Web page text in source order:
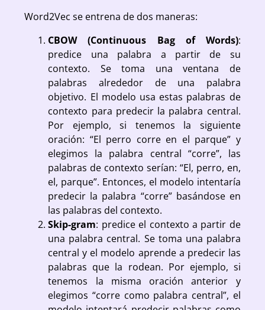
Word2Vec se entrena de dos maneras:
CBOW (Continuous Bag of Words):
predice una palabra a partir de su
contexto. Se toma una ventana de
palabras alrededor de una palabra
objetivo. El modelo usa estas palabras de
contexto para predecir la palabra central.
Por ejemplo, si tenemos la siguiente
oración: “El perro corre en el parque” y
elegimos la palabra central “corre”, las
palabras de contexto serían: “El, perro, en,
el, parque”. Entonces, el modelo intentaría
predecir la palabra “corre” basándose en
las palabras del contexto.
Skip-gram: predice el contexto a partir de
una palabra central. Se toma una palabra
central y el modelo aprende a predecir las
palabras que la rodean. Por ejemplo, si
tenemos la misma oración anterior y
elegimos “corre como palabra central”, el